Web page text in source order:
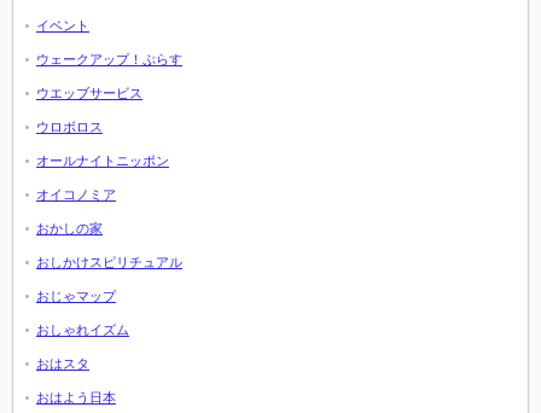
イベント
ウェークアップ！ぷらす
ウエッブサービス
ウロボロス
オールナイトニッポン
オイコノミア
おかしの家
おしかけスピリチュアル
おじゃマップ
おしゃれイズム
おはスタ
おはよう日本